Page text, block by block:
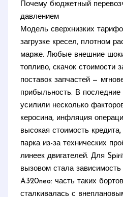
Почему бюджетный
давлением
Модель сверхнизких
загрузке кресел, плотном
марже. Любые внешние
топливо, скачок стоимости
поставок запчастей —
прибыльность. В
усилили несколько
керосина, инфляция
высокая стоимость
парка из-за технических
линеек двигателей. Для
вызовом стала
A320neo: часть таких
сталкивалась с